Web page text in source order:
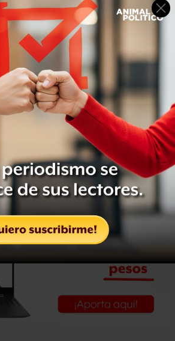
por casos relacionados con su
en agosto para dictar
actividad al frente de Wikileaks,
recientemente publicó más de
secretos de Estados Unidos.
apeló en segunda instancia ante la
la orden de ingreso en prisión
por la justicia sueca la semana